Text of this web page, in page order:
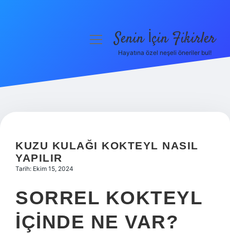
Hakkımızda
menüyüSenin İçin Fikirler
Hayatına özel neşeli öneriler bul!
KUZU KULAĞI KOKTEYL NASIL
YAPILIR
Tarih: Ekim 15, 2024
SORREL KOKTEYL
IÇINDE NE VAR?